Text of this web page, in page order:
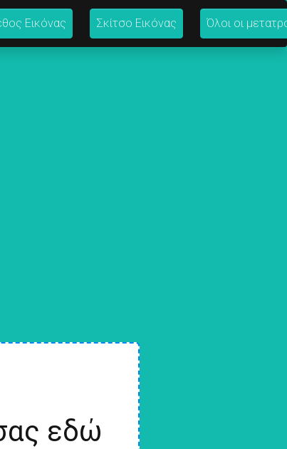
Εικόνας Σκίτσο Εικόνας Όλοι οι
εδώ